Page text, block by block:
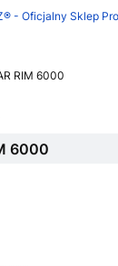
- Oficjalny Sklep
RIM 6000
6000